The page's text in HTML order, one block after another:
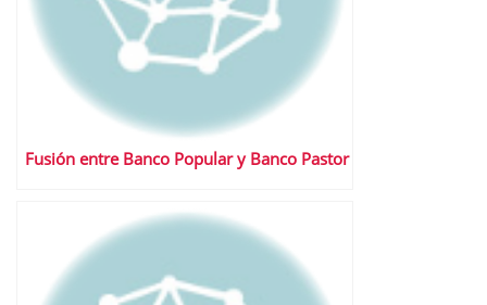
Fusión entre Banco Popular y Banco Pastor